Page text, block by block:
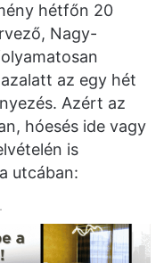
hétfőn 20
Nagy-
az egy hét
Azért az
hóesés ide vagy
is
utcában: